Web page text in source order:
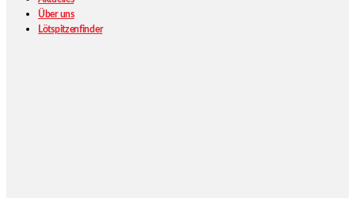
Über uns
Lötspitzenfinder